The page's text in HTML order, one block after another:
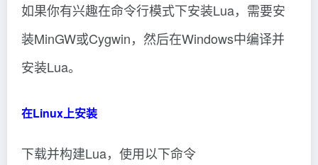
如果你有兴趣在命令行模式下安装Lua，需要安
装MinGW或Cygwin，然后在Windows中编译并
安装Lua。
在Linux上安装
下载并构建Lua，使用以下命令